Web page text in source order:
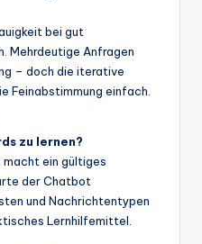
bei gut
Mehrdeutige Anfragen
– doch die iterative
einfach.
zu lernen?
macht ein gültiges
der Chatbot
und Nachrichtentypen
Lernhilfemittel.